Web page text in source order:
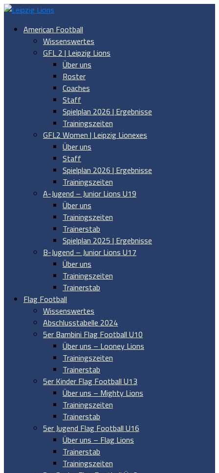
American Football
Wissenswertes
GFL 2 | Leipzig Lions
Über uns
Roster
Coaches
Staff
Spielplan 2026 | Ergebnisse
Trainingszeiten
GFL2 Women | Leipzig Lionexes
Über uns
Staff
Spielplan 2026 | Ergebnisse
Trainingszeiten
A-Jugend – Junior Lions U19
Über uns
Trainingszeiten
Trainerstab
Spielplan 2025 | Ergebnisse
B-Jugend – Junior Lions U17
Über uns
Trainingszeiten
Trainerstab
Flag Football
Wissenswertes
Abschlusstabelle 2024
5er Bambini Flag Football U10
Über uns – Looney Lions
Trainingszeiten
Trainerstab
5er Kinder Flag Football U13
Über uns – Mighty Lions
Trainingszeiten
Trainerstab
5er Jugend Flag Football U16
Über uns – Flag Lions
Trainerstab
Trainingszeiten